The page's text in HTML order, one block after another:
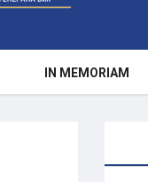
IN MEMORIAM